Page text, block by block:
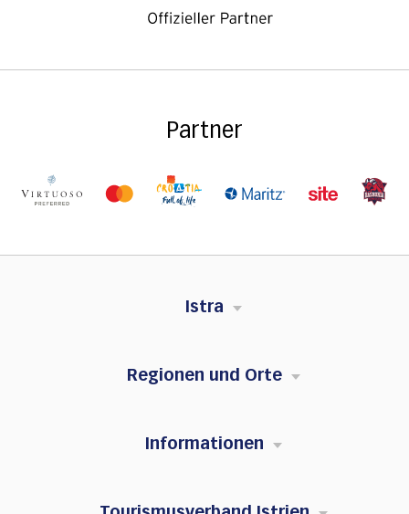
Partner
Istra
Regionen und Orte
Informationen